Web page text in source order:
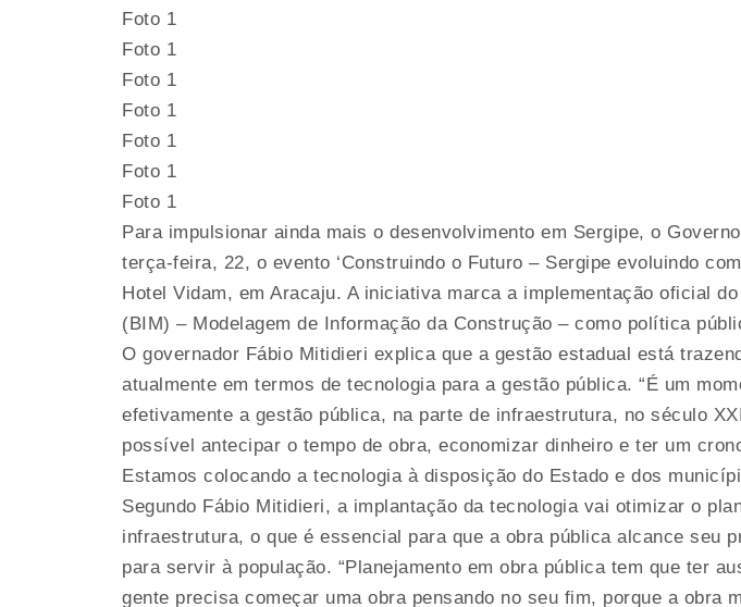
Foto 1
Foto 1
Foto 1
Foto 1
Foto 1
Foto 1
Foto 1
Para impulsionar ainda mais o desenvolvimento em Sergipe, o
terça-feira, 22, o evento ‘Construindo o Futuro – Sergipe evoluindo
Hotel Vidam, em Aracaju. A iniciativa marca a implementação oficial
(BIM) – Modelagem de Informação da Construção – como política
O governador Fábio Mitidieri explica que a gestão estadual está
atualmente em termos de tecnologia para a gestão pública. “É um
efetivamente a gestão pública, na parte de infraestrutura, no século
possível antecipar o tempo de obra, economizar dinheiro e ter um
Estamos colocando a tecnologia à disposição do Estado e dos
Segundo Fábio Mitidieri, a implantação da tecnologia vai otimizar o
infraestrutura, o que é essencial para que a obra pública alcance seu
para servir à população. “Planejamento em obra pública tem que ter
gente precisa começar uma obra pensando no seu fim, porque a obra